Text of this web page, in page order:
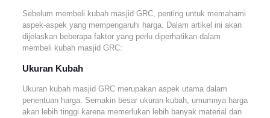
Sebelum membeli kubah masjid GRC, penting untuk memahami
aspek-aspek yang mempengaruhi harga. Dalam artikel ini akan
dijelaskan beberapa faktor yang perlu diperhatikan dalam
membeli kubah masjid GRC:
Ukuran Kubah
Ukuran kubah masjid GRC merupakan aspek utama dalam
penentuan harga. Semakin besar ukuran kubah, umumnya harga
akan lebih tinggi karena memerlukan lebih banyak material dan